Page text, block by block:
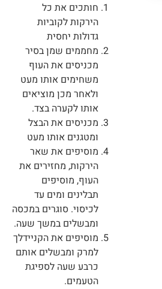
חותכים את כל
הירקות לקוביות
גדולות יחסית
מחממים שמן בסיר
מכניסים את העוף
משחימים אותו מעט
ולאחר מכן מוציאים
אותו לקערה בצד.
מכניסים את הבצל
ומטגנים אותו מעט
מוסיפים את שאר
הירקות, מחזירים את
העוף, מוסיפים
תבלינים ומים עד
לכיסוי. סוגרים במכסה
ומבשלים במשך שעה.
מוסיפים את הקניידלך
למרק ומבשלים אותם
כרבע שעה לספיגת
הטעמים.